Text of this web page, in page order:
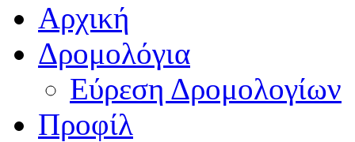
Αρχική
Δρομολόγια
Εύρεση Δρομολογίων
Προφίλ